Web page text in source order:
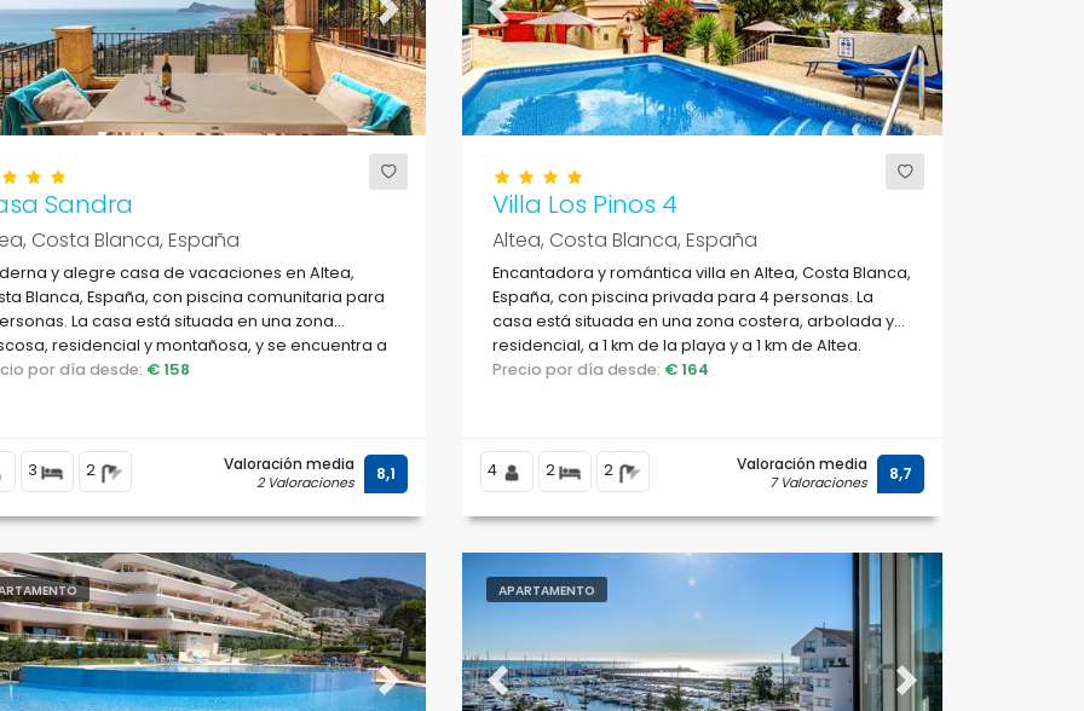
Next
Sandra
Costa Blanca, España
y alegre casa de vacaciones en Altea,
Blanca, España, con piscina comunitaria para
La casa está situada en una zona
residencial y montañosa, y se encuentra a
de la playa de Campomanes.
por día desde: € 158
3 2 Valoración media
2 Valoraciones 8,1
Previous Next
Villa Los Pinos 4
Altea, Costa Blanca, España
Encantadora y romántica villa en Altea, Costa Blanca,
España, con piscina privada para 4 personas. La
casa está situada en una zona costera, arbolada y
residencial, a 1 km de la playa y a 1 km de Altea.
Precio por día desde: € 164
4 2 2 Valoración media
7 Valoraciones 8,7
Next
APARTAMENTO
Previous Next